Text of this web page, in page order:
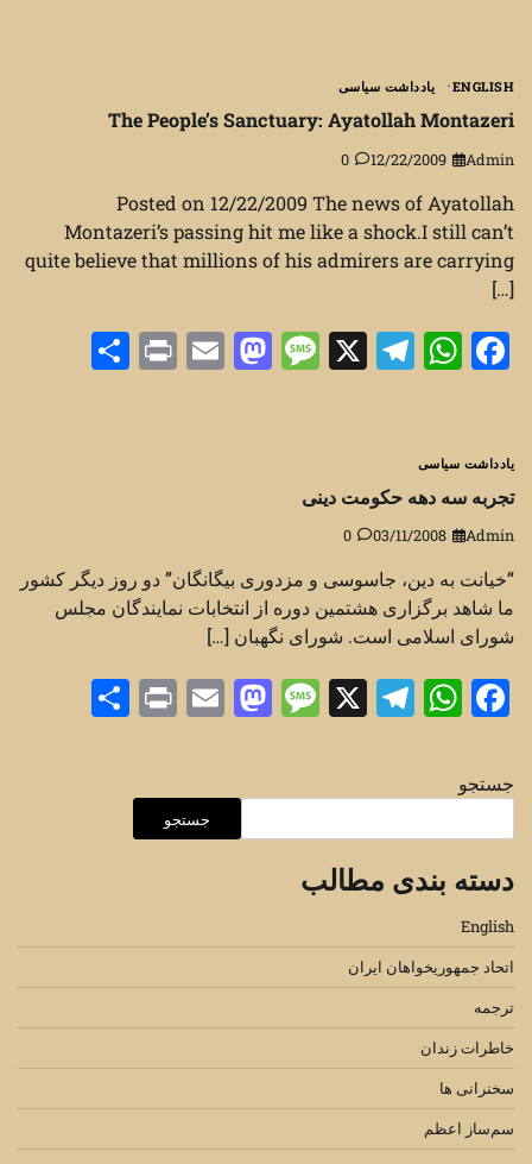
ENGLISH یادداشت سیاسی
The People’s Sanctuary: Ayatollah Montazeri
Admin
12/22/2009
0
Posted on 12/22/2009 The news of Ayatollah
Montazeri’s passing hit me like a shock.I still can’t
quite believe that millions of his admirers are carrying
[…]
Facebook
WhatsApp
Telegram
X
Message
Mastodon
Email
Print
یادداشت سیاسی
تجربه سه دهه حکومت دینی
Admin
03/11/2008
0
“خیانت به دین،‌ جاسوسی و مزدوری بیگانگان” دو روز دیگر کشور
ما شاهد برگزاری هشتمین دوره از انتخابات نمایندگان مجلس
شورای اسلامی است. شورای ‏نگهبان […]
Facebook
WhatsApp
Telegram
X
Message
Mastodon
Email
Print
جستجو
جستجو
دسته بندی مطالب
English
اتحاد جمهوریخواهان ایران
ترجمه
خاطرات زندان
سخنرانی ها
سم‌ساز اعظم